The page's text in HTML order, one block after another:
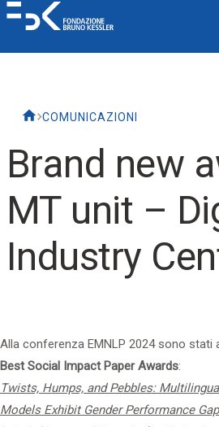
COMUNICAZIONI
Brand new
MT unit –
Industry
Alla conferenza EMNLP 2024sono stati
Best Social Impact Paper Awards:
Twists, Humps, and Pebbles:
Models Exhibit Gender Performance